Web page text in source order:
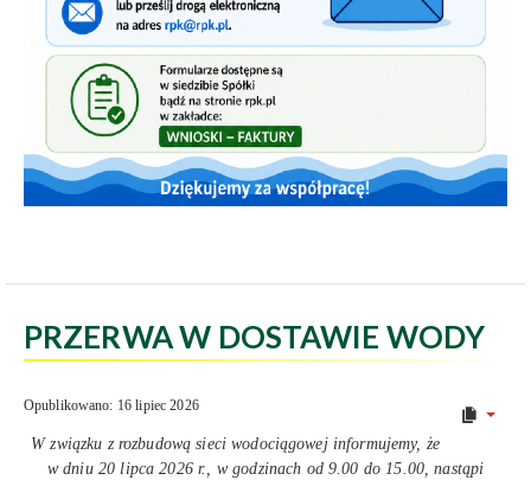
PRZERWA W DOSTAWIE WODY
Opublikowano: 16 lipiec 2026
W związku z rozbudową sieci wodociągowej informujemy, że
w dniu 20 lipca 2026 r., w godzinach od 9.00 do 15.00, nastąpi